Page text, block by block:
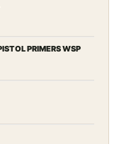
PRIMERS WSP